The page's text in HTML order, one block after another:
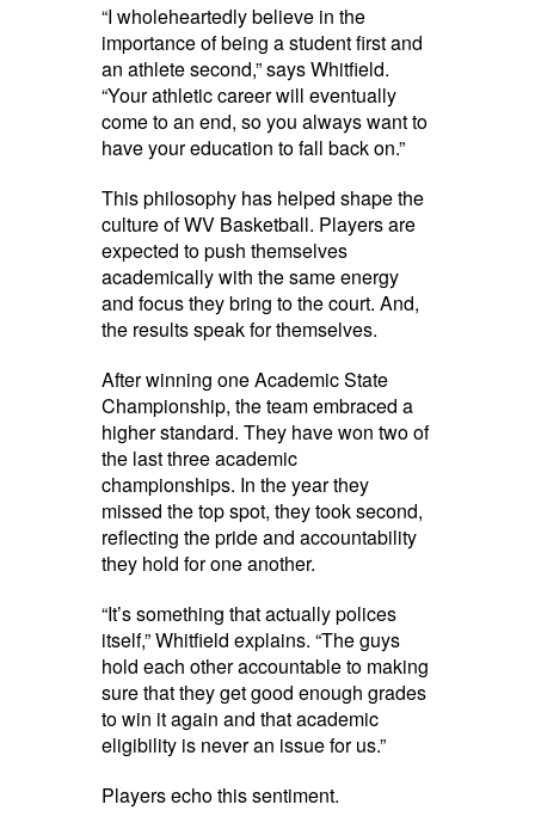
“I wholeheartedly believe in the
importance of being a student first and
an athlete second,” says Whitfield.
“Your athletic career will eventually
come to an end, so you always want to
have your education to fall back on.”
This philosophy has helped shape the
culture of WV Basketball. Players are
expected to push themselves
academically with the same energy
and focus they bring to the court. And,
the results speak for themselves.
After winning one Academic State
Championship, the team embraced a
higher standard. They have won two of
the last three academic
championships. In the year they
missed the top spot, they took second,
reflecting the pride and accountability
they hold for one another.
“It’s something that actually polices
itself,” Whitfield explains. “The guys
hold each other accountable to making
sure that they get good enough grades
to win it again and that academic
eligibility is never an issue for us.”
Players echo this sentiment.